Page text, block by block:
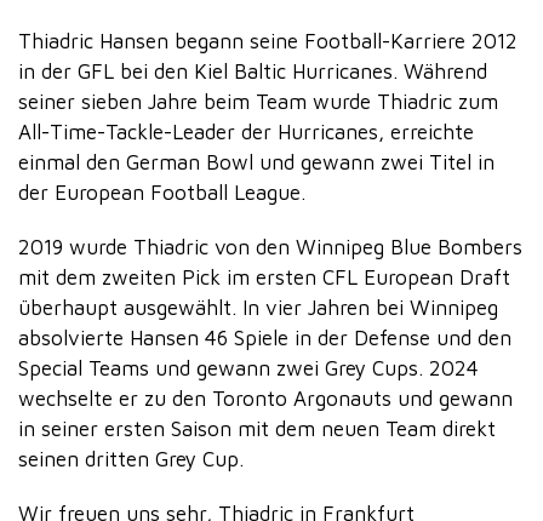
Thiadric Hansen begann seine Football-Karriere 2012
in der GFL bei den Kiel Baltic Hurricanes. Während
seiner sieben Jahre beim Team wurde Thiadric zum
All-Time-Tackle-Leader der Hurricanes, erreichte
einmal den German Bowl und gewann zwei Titel in
der European Football League.
2019 wurde Thiadric von den Winnipeg Blue Bombers
mit dem zweiten Pick im ersten CFL European Draft
überhaupt ausgewählt. In vier Jahren bei Winnipeg
absolvierte Hansen 46 Spiele in der Defense und den
Special Teams und gewann zwei Grey Cups. 2024
wechselte er zu den Toronto Argonauts und gewann
in seiner ersten Saison mit dem neuen Team direkt
seinen dritten Grey Cup.
Wir freuen uns sehr, Thiadric in Frankfurt